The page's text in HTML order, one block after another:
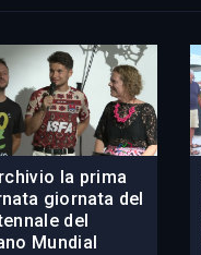
la prima
giornata del
del
Mundial